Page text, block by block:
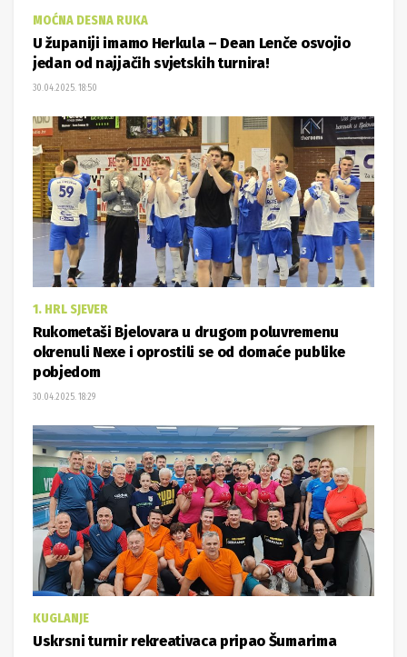
MOĆNA DESNA RUKA
U županiji imamo Herkula – Dean Lenče osvojio
jedan od najjačih svjetskih turnira!
30.04.2025. 18:50
1. HRL SJEVER
Rukometaši Bjelovara u drugom poluvremenu
okrenuli Nexe i oprostili se od domaće publike
pobjedom
30.04.2025. 18:29
KUGLANJE
Uskrsni turnir rekreativaca pripao Šumarima